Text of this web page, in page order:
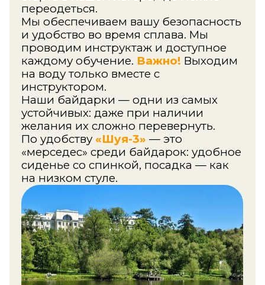
Яркие моменты
со сплавов
Как организовать
тимбилдинг на природе